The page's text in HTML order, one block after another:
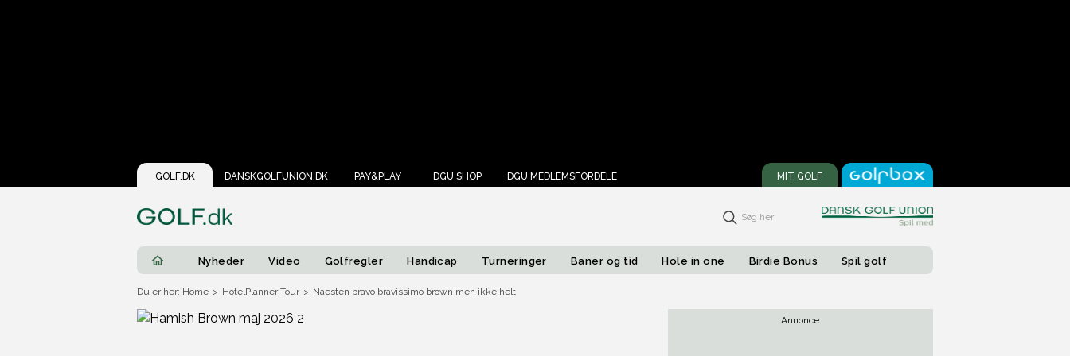
GOLF.DK DANSKGOLFUNION.DK PAY&PLAY DGU SHOP DGU MEDLEMSFORDELE MIT GOLF
Søg her
Nyheder Video Golfregler Handicap Turneringer Baner og tid Hole in one Birdie Bonus Spil golf
Du er her: Home > HotelPlanner Tour > Naesten bravo bravissimo brown men ikke helt
Annonce